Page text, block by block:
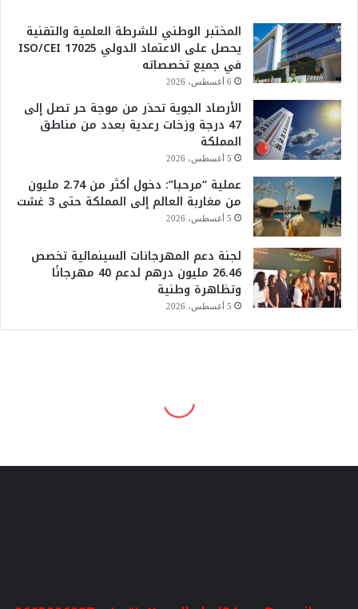
المختبر الوطني للشرطة العلمية والتقنية
يحصل على الاعتماد الدولي ISO/CEI 17025
في جميع تخصصاته
6 أغسطس، 2026
الأرصاد الجوية تحذر من موجة حر تصل إلى
47 درجة وزخات رعدية بعدد من مناطق
المملكة
5 أغسطس، 2026
عملية “مرحبا”: دخول أكثر من 2.74 مليون
من مغاربة العالم إلى المملكة حتى 3 غشت
5 أغسطس، 2026
لجنة دعم المهرجانات السينمائية تخصص
26.46 مليون درهم لدعم 40 مهرجانًا
وتظاهرة وطنية
5 أغسطس، 2026